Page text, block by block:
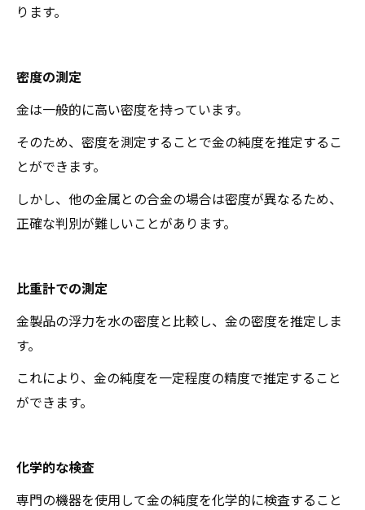
ります。
密度の測定
金は一般的に高い密度を持っています。
そのため、密度を測定することで金の純度を推定するこ
とができます。
しかし、他の金属との合金の場合は密度が異なるため、
正確な判別が難しいことがあります。
比重計での測定
金製品の浮力を水の密度と比較し、金の密度を推定しま
す。
これにより、金の純度を一定程度の精度で推定すること
ができます。
化学的な検査
専門の機器を使用して金の純度を化学的に検査すること